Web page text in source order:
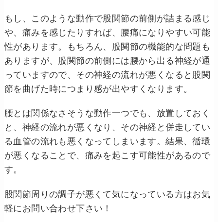
もし、このような動作で股関節の前側が詰まる感じ
や、痛みを感じたりすれば、腰痛になりやすい可能
性があります。もちろん、股関節の機能的な問題も
ありますが、股関節の前側には腰から出る神経が通
っていますので、その神経の流れが悪くなると股関
節を曲げた時につまり感が出やすくなります。
腰とは関係なさそうな動作一つでも、放置しておく
と、神経の流れが悪くなり、その神経と併走してい
る血管の流れも悪くなってしまいます。結果、循環
が悪くなることで、痛みを起こす可能性があるので
す。
股関節周りの調子が悪くて気になっている方はお気
軽にお問い合わせ下さい！